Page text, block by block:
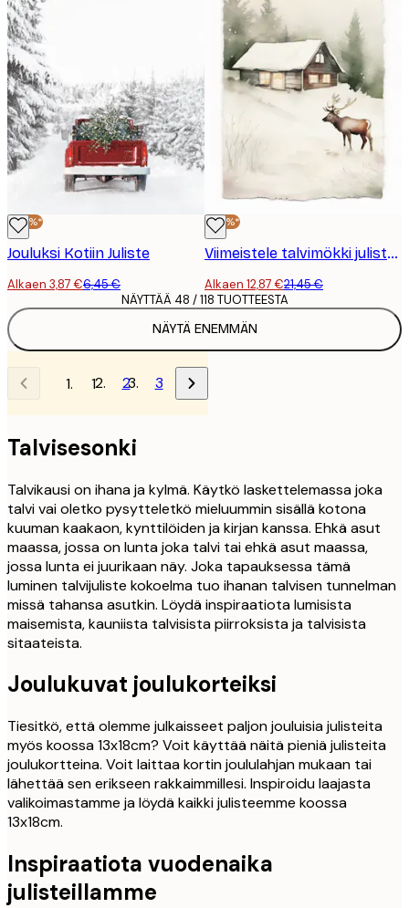
-40%*
Jouluksi Kotiin Juliste
Alkaen 3,87 €6,45 €
-40%*
Viimeistele talvimökki julisteella
Alkaen 12,87 €21,45 €
NÄYTÄ ENEMMÄN
NÄYTTÄÄ 48 / 118 TUOTTEESTA
1 2 3
Talvisesonki
Talvikausi on ihana ja kylmä. Käytkö laskettelemassa joka
talvi vai oletko pysytteletkö mieluummin sisällä kotona
kuuman kaakaon, kynttilöiden ja kirjan kanssa. Ehkä asut
maassa, jossa on lunta joka talvi tai ehkä asut maassa,
jossa lunta ei juurikaan näy. Joka tapauksessa tämä
luminen talvijuliste kokoelma tuo ihanan talvisen tunnelman
missä tahansa asutkin. Löydä inspiraatiota lumisista
maisemista, kauniista talvisista piirroksista ja talvisista
sitaateista.
Joulukuvat joulukorteiksi
Tiesitkö, että olemme julkaisseet paljon jouluisia julisteita
myös koossa 13x18cm? Voit käyttää näitä pieniä julisteita
joulukortteina. Voit laittaa kortin joululahjan mukaan tai
lähettää sen erikseen rakkaimmillesi. Inspiroidu laajasta
valikoimastamme ja löydä kaikki julisteemme koossa
13x18cm.
Inspiraatiota vuodenaika
julisteillamme